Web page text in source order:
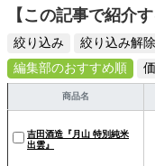
【この記事で紹介
絞り込み
絞り込み解除
編集部のおすすめ順
商品名
吉田酒造『月山 特別純米
出雲』